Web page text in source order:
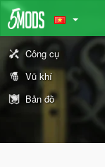
Công cụ
Vũ khí
Bản đồ